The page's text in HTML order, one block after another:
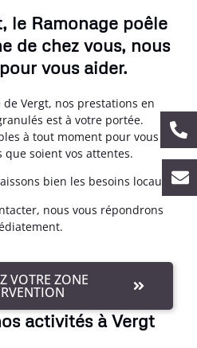
le Ramonage poêle
de chez vous, nous
vous aider.
Vergt, nos prestations en
est à votre portée.
à tout moment pour vous
soient vos attentes.
bien les besoins locaux.
nous vous répondrons
VOTRE ZONE
activités à Vergt